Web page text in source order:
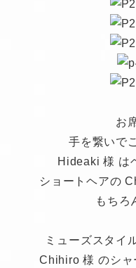
お
手を繋いで
Hideaki 様 は
ショートヘアの
もちろ
ミューズスタイ
Chihiro 様 のシャ